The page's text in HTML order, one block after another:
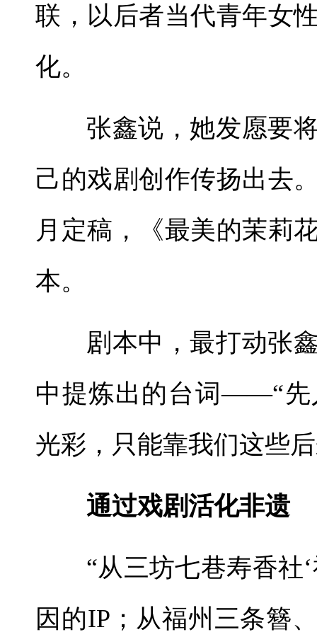
联，以后者当代青年女
化。
张鑫说，她发愿要
己的戏剧创作传扬出去
月定稿，《最美的茉莉
本。
剧本中，最打动张
中提炼出的台词——“先
光彩，只能靠我们这些
通过戏剧活化非遗
“从三坊七巷寿香社
因的IP；从福州三条簪